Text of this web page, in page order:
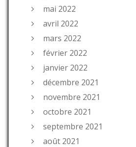
mai 2022
avril 2022
mars 2022
février 2022
janvier 2022
décembre 2021
novembre 2021
octobre 2021
septembre 2021
août 2021